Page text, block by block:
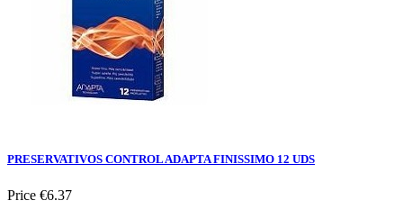
PRESERVATIVOS CONTROL ADAPTA FINISSIMO 12 UDS
Price €6.37